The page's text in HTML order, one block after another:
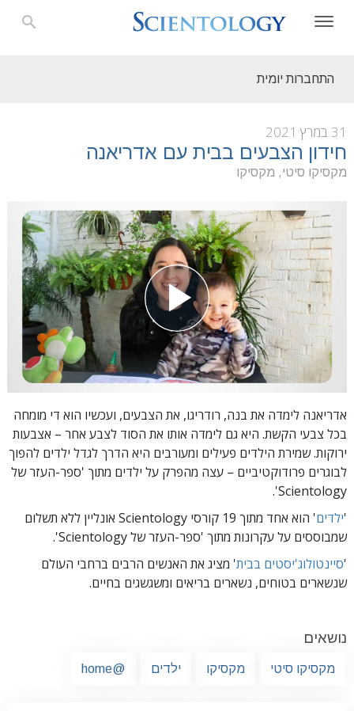
התחברות יומית
31 במרץ 2021
חידון הצבעים בבית עם אדריאנה
מקסיקו סיטי, מקסיקו
אדריאנה לימדה את בנה, רודריגו, את הצבעים, ועכשיו הוא די מומחה
בכל צבעי הקשת. היא גם לימדה אותו את הסוד לצבע אחר – אצבעות
ירוקות. שמירת הילדים פעילים ומעורבים היא הדרך לגדל ילדים להפוך
לבוגרים פרודוקטיביים – עצה מהפרק על ילדים מתוך 'ספר-העזר של
Scientology'.
'ילדים'
הוא אחד מתוך 19 קורסי Scientology אונליין ללא תשלום
שמבוססים על עקרונות מתוך 'ספר-העזר של Scientology'.
'סיינטולוג'יסטים בבית' מציג את האנשים הרבים ברחבי העולם
שנשארים בטוחים, נשארים בריאים ומשגשגים בחיים.
נושאים
מקסיקו סיטי מקסיקו ילדים @home